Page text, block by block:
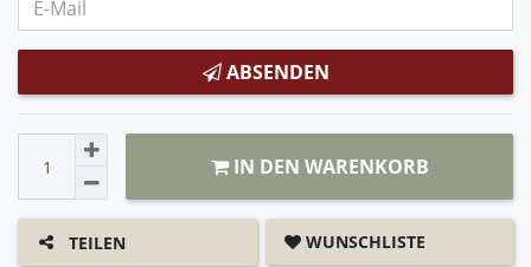
ABSENDEN
IN DEN WARENKORB
TEILEN WUNSCHLISTE